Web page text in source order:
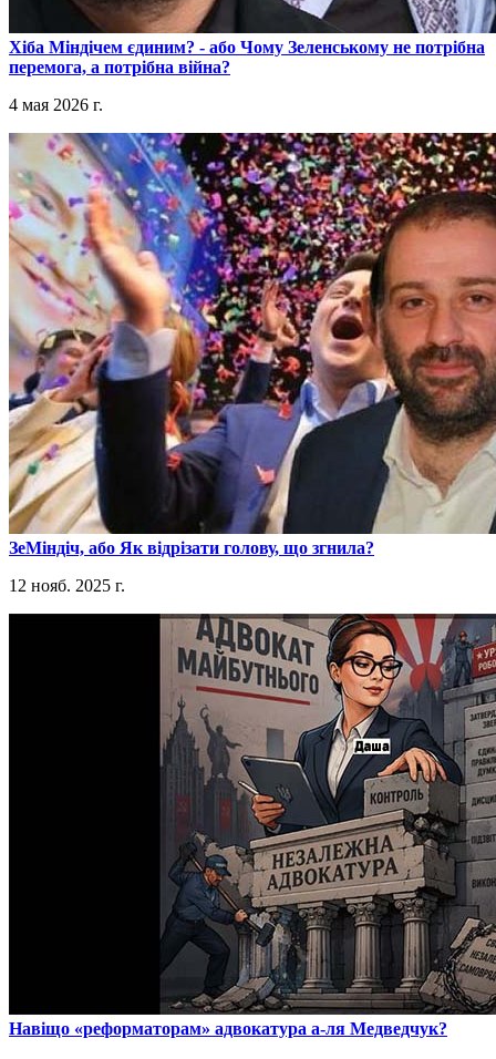
​Хіба Міндічем єдиним? - або Чому Зеленському не потрібна
перемога, а потрібна війна?
4 мая 2026 г.
​ЗеМіндіч, або Як відрізати голову, що згнила?
12 нояб. 2025 г.
​Навіщо «реформаторам» адвокатура а-ля Медведчук?